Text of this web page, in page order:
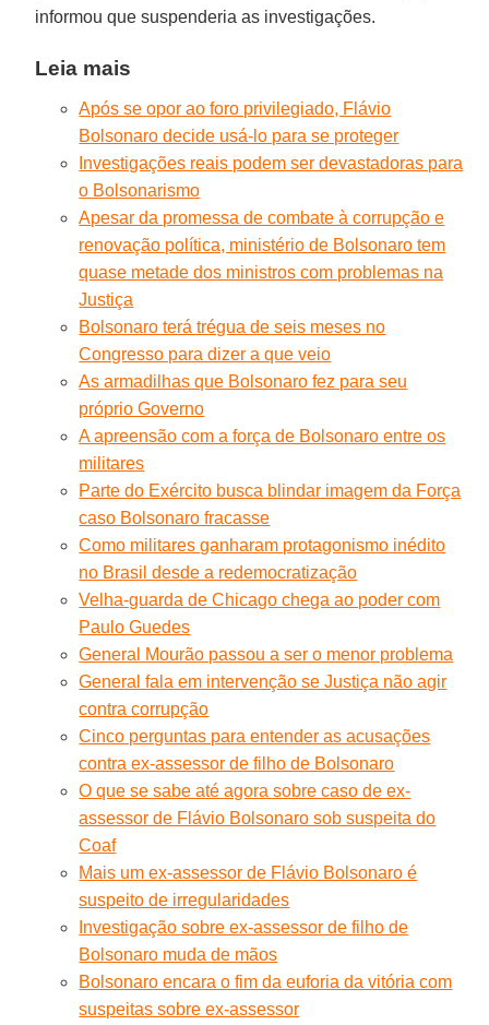
informou que suspenderia as investigações.
Leia mais
Após se opor ao foro privilegiado, Flávio
Bolsonaro decide usá-lo para se proteger
Investigações reais podem ser devastadoras para
o Bolsonarismo
Apesar da promessa de combate à corrupção e
renovação política, ministério de Bolsonaro tem
quase metade dos ministros com problemas na
Justiça
Bolsonaro terá trégua de seis meses no
Congresso para dizer a que veio
As armadilhas que Bolsonaro fez para seu
próprio Governo
A apreensão com a força de Bolsonaro entre os
militares
Parte do Exército busca blindar imagem da Força
caso Bolsonaro fracasse
Como militares ganharam protagonismo inédito
no Brasil desde a redemocratização
Velha-guarda de Chicago chega ao poder com
Paulo Guedes
General Mourão passou a ser o menor problema
General fala em intervenção se Justiça não agir
contra corrupção
Cinco perguntas para entender as acusações
contra ex-assessor de filho de Bolsonaro
O que se sabe até agora sobre caso de ex-
assessor de Flávio Bolsonaro sob suspeita do
Coaf
Mais um ex-assessor de Flávio Bolsonaro é
suspeito de irregularidades
Investigação sobre ex-assessor de filho de
Bolsonaro muda de mãos
Bolsonaro encara o fim da euforia da vitória com
suspeitas sobre ex-assessor